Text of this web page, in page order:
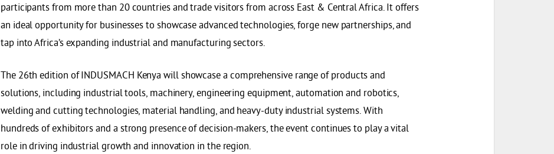
participants from more than 20 countries and trade visitors from across East & Central Africa. It offers
an ideal opportunity for businesses to showcase advanced technologies, forge new partnerships, and
tap into Africa’s expanding industrial and manufacturing sectors.
The 26th edition of INDUSMACH Kenya will showcase a comprehensive range of products and
solutions, including industrial tools, machinery, engineering equipment, automation and robotics,
welding and cutting technologies, material handling, and heavy-duty industrial systems. With
hundreds of exhibitors and a strong presence of decision-makers, the event continues to play a vital
role in driving industrial growth and innovation in the region.